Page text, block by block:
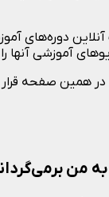
آموزشی آنها را
همین صفحه
من